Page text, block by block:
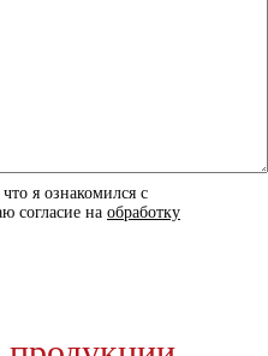
я ознакомился с
согласие на обработку